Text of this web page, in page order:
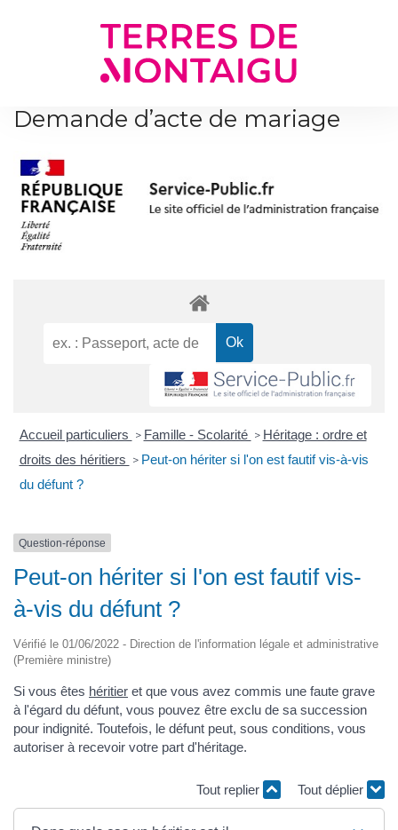
Demande d’acte de mariage
Accueil particuliers > Famille - Scolarité > Héritage : ordre et
droits des héritiers > Peut-on hériter si l'on est fautif vis-à-vis
du défunt ?
Question-réponse
Peut-on hériter si l'on est fautif vis-
à-vis du défunt ?
Vérifié le 01/06/2022 - Direction de l'information légale et administrative
(Première ministre)
Si vous êtes héritier et que vous avez commis une faute grave
à l'égard du défunt, vous pouvez être exclu de sa succession
pour indignité. Toutefois, le défunt peut, sous conditions, vous
autoriser à recevoir votre part d'héritage.
Tout replier Tout déplier